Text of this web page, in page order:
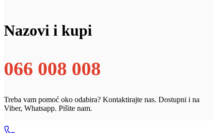
Nazovi i kupi
066 008 008
Treba vam pomoć oko odabira? Kontaktirajte nas. Dostupni i na
Viber, Whatsapp. Pišite nam.